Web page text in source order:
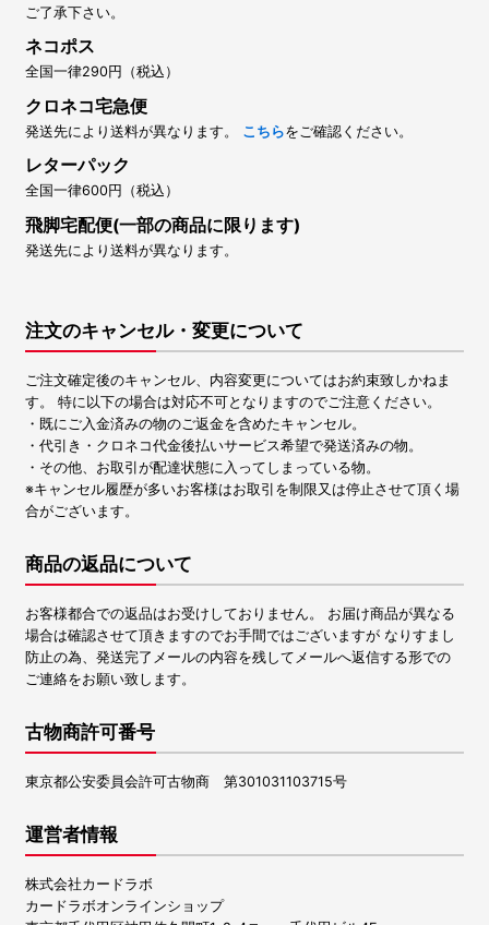
ご了承下さい。
ネコポス
全国一律290円（税込）
クロネコ宅急便
発送先により送料が異なります。 こちらをご確認ください。
レターパック
全国一律600円（税込）
飛脚宅配便(一部の商品に限ります)
発送先により送料が異なります。
注文のキャンセル・変更について
ご注文確定後のキャンセル、内容変更についてはお約束致しかねま
す。 特に以下の場合は対応不可となりますのでご注意ください。
・既にご入金済みの物のご返金を含めたキャンセル。
・代引き・クロネコ代金後払いサービス希望で発送済みの物。
・その他、お取引が配達状態に入ってしまっている物。
※キャンセル履歴が多いお客様はお取引を制限又は停止させて頂く場
合がございます。
商品の返品について
お客様都合での返品はお受けしておりません。 お届け商品が異なる
場合は確認させて頂きますのでお手間ではございますが なりすまし
防止の為、発送完了メールの内容を残してメールへ返信する形での
ご連絡をお願い致します。
古物商許可番号
東京都公安委員会許可古物商 第301031103715号
運営者情報
株式会社カードラボ
カードラボオンラインショップ